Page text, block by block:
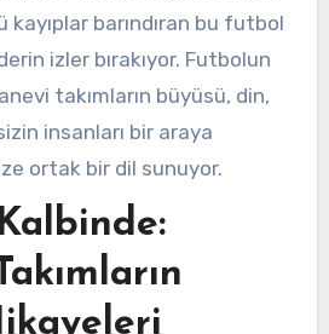
barındıran bu futbol
izler bırakıyor. Futbolun
takımların büyüsü, din,
insanları bir araya
ortak bir dil sunuyor.